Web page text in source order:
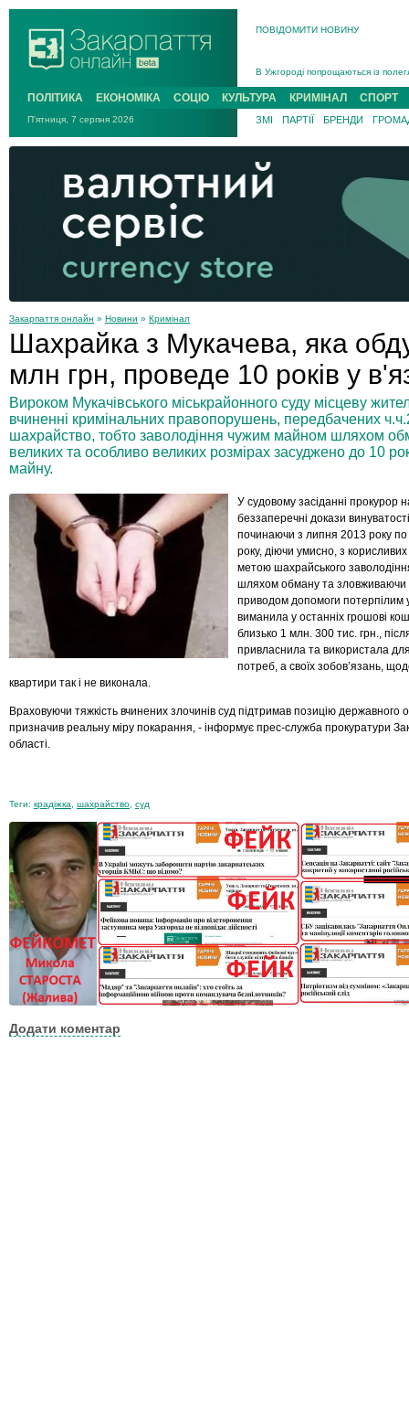
ПОВІДОМИТИ НОВИНУ
В Ужгороді попрощаються із
В Ужгороді 5 серпня
Підтвердили загибель
На війні з рф поліг військовий з
На Хустщині внаслідок ДТП за
Інструктора районного ТЦК на
ПОЛІТИКА ЕКОНОМІКА СОЦІО КУЛЬТУРА КРИМІНАЛ СПОРТ
П'ятниця, 7 серпня 2026 ЗМІ ПАРТІЇ БРЕНДИ
Закарпаття онлайн » Новини » Кримінал
Шахрайка з Мукачева, яка
млн грн, проведе 10 років у
Вироком Мукачівського міськрайонного суду місцеву
вчиненні кримінальних правопорушень, передбачених
шахрайство, тобто заволодіння чужим майном шляхом
великих та особливо великих розмірах засуджено до 10
майну.
У судовому засіданні прокурор
беззаперечні докази
починаючи з липня 2013 року
року, діючи умисно, з
метою шахрайського
шляхом обману та зловживаючи
приводом допомоги потерпілим у
виманила у останніх грошові
близько 1 млн. 300 тис. грн.,
привласнила та використала
потреб, а своїх зобов’язань,
квартири так і не виконала.
Враховуючи тяжкість вчинених злочинів суд підтримав позицію державного
призначив реальну міру покарання, - інформує прес-служба прокуратури
області.
Теги: крадіжка шахрайство суд
Додати коментар